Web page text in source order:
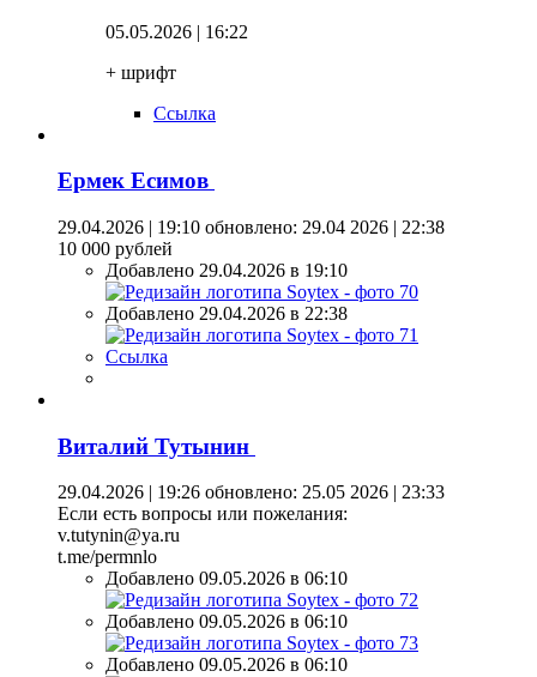
05.05.2026 | 16:22
+ шрифт
Ссылка
Ермек Есимов
29.04.2026 | 19:10 обновлено: 29.04 2026 | 22:38
10 000 рублей
Добавлено 29.04.2026 в 19:10
Добавлено 29.04.2026 в 22:38
Ссылка
Виталий Тутынин
29.04.2026 | 19:26 обновлено: 25.05 2026 | 23:33
Если есть вопросы или пожелания:
v.tutynin@ya.ru
t.me/permnlo
Добавлено 09.05.2026 в 06:10
Добавлено 09.05.2026 в 06:10
Добавлено 09.05.2026 в 06:10